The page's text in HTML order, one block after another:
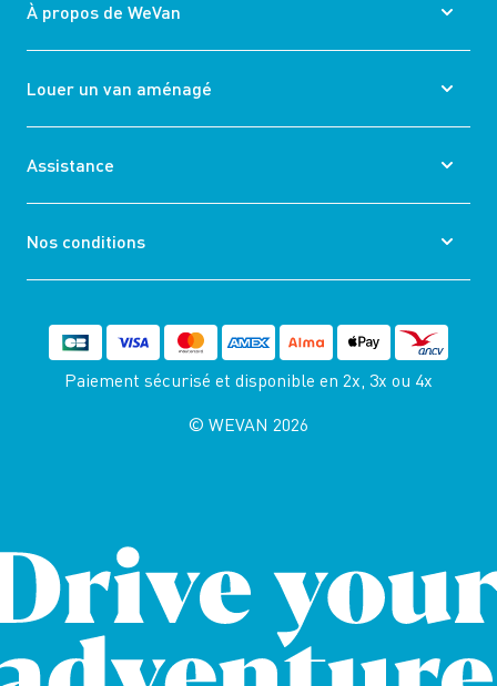
À propos de WeVan
Louer un van aménagé
Assistance
Nos conditions
Paiement sécurisé et disponible en 2x, 3x ou 4x
© WEVAN 2026